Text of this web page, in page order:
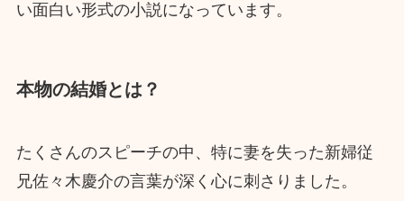
い面白い形式の小説になっています。
本物の結婚とは？
たくさんのスピーチの中、特に妻を失った新婦従
兄佐々木慶介の言葉が深く心に刺さりました。